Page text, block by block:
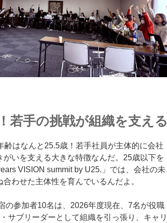
若手の挑戦が組織を支える
齢はなんと25.5歳！若手社員が主体的に会社
がいを支える大きな特徴なんだ。25歳以下を
VISION summit by U25.」では、会社の未
わせた主体性を育んでいるんだよ。
の参加者10名は、2026年度現在、7名が役職
サブリーダーとして組織を引っ張り、キャリ